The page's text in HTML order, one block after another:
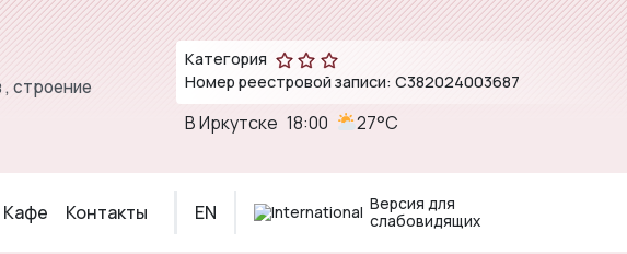
, строение
Категория
Номер реестровой записи: С382024003687
В Иркутске 18:00 27°C
Кафе Контакты EN
Версия для
слабовидящих